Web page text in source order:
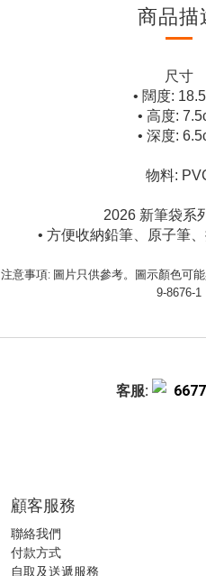
商品描
尺寸
• 闊度:
• 高度:
• 深度:
物料:
2026 新筆袋系
• 方便收納鉛筆、原子筆
注意事項: 圖片只供參考。圖示顏色可
9-8676-1
客服:
顧客服務
聯絡我們
付款方式
自取及送遞服務